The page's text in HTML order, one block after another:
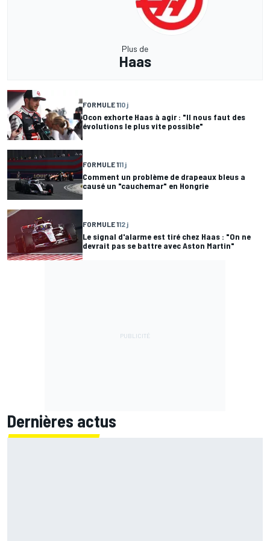
Plus de
Haas
FORMULE 110 j
Ocon exhorte Haas à agir : "Il nous faut des
évolutions le plus vite possible"
FORMULE 111 j
Comment un problème de drapeaux bleus a
causé un "cauchemar" en Hongrie
FORMULE 112 j
Le signal d'alarme est tiré chez Haas : "On ne
devrait pas se battre avec Aston Martin"
Dernières actus